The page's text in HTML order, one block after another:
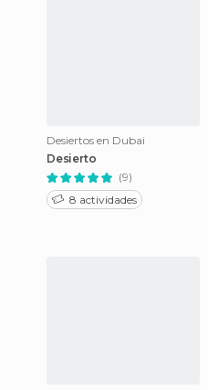
Desiertos en Dubai
Desierto
(9)
8 actividades